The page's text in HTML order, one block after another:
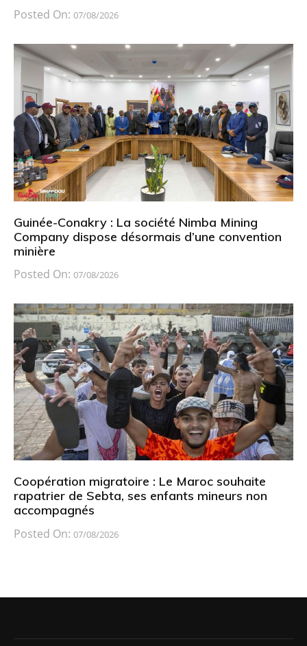
Posted On: 07/08/2026
Guinée-Conakry : La société Nimba Mining
Company dispose désormais d’une convention
minière
Posted On: 07/08/2026
Coopération migratoire : Le Maroc souhaite
rapatrier de Sebta, ses enfants mineurs non
accompagnés
Posted On: 07/08/2026